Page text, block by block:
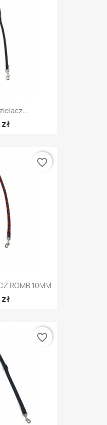
ROMB 10MM
favorite_border
favorite_border